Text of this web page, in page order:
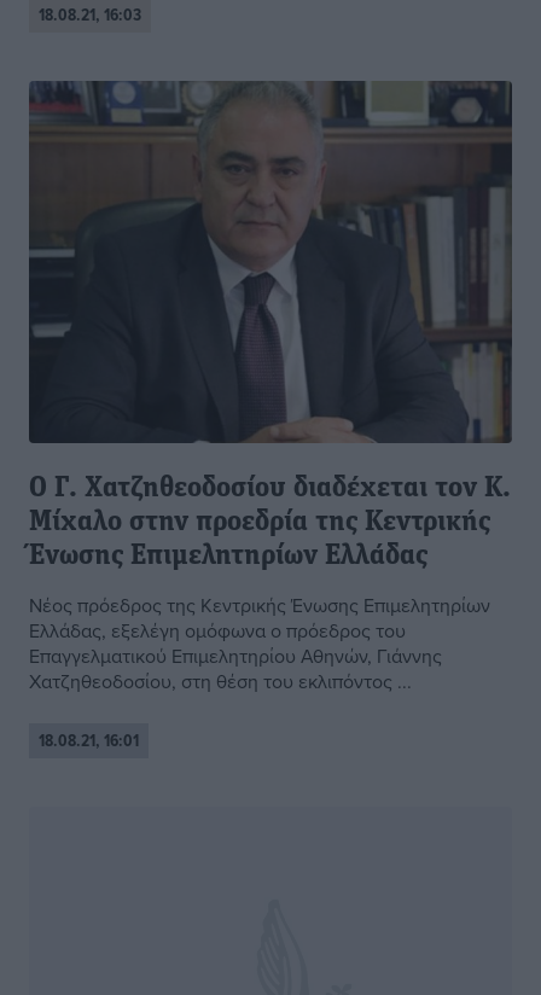
18.08.21, 16:03
Ο Γ. Χατζηθεοδοσίου διαδέχεται τον Κ.
Μίχαλο στην προεδρία της Κεντρικής
Ένωσης Επιμελητηρίων Ελλάδας
Νέος πρόεδρος της Κεντρικής Ένωσης Επιμελητηρίων
Ελλάδας, εξελέγη ομόφωνα ο πρόεδρος του
Επαγγελματικού Επιμελητηρίου Αθηνών, Γιάννης
Χατζηθεοδοσίου, στη θέση του εκλιπόντος ...
18.08.21, 16:01